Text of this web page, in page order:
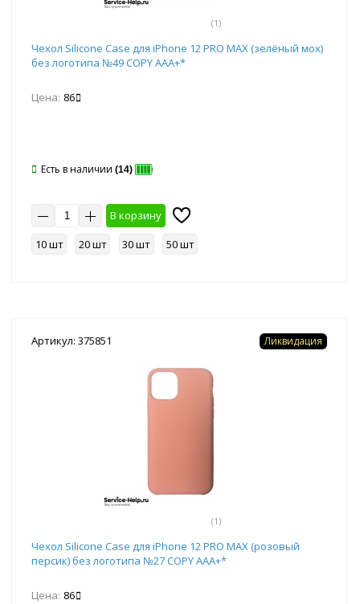
(1)
Чехол Silicone Case для iPhone 12 PRO MAX (зелёный мох)
без логотипа №49 COPY AAA+*
Цена: 86
Есть в наличии (14)
В корзину
10 шт
20 шт 30 шт 50 шт
Артикул: 375851
(1)
Ликвидация
Чехол Silicone Case для iPhone 12 PRO MAX (розовый
персик) без логотипа №27 COPY AAA+*
Цена: 86